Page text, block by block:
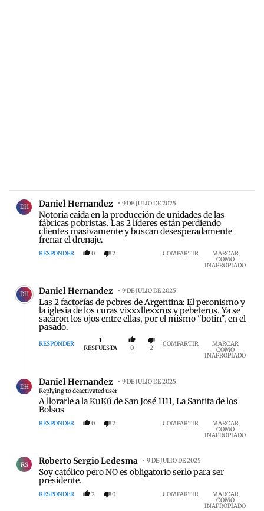
Comentario de Daniel Hernandez.
DH Daniel Hernandez 9 DE JULIO DE 2025
Notoria caida en la producción de unidades de las
fábricas pobristas. Las 2 líderes están perdiendo
clientes masivamente y buscan desesperadamente
frenar el drenaje.
RESPONDER 0 2 COMPARTIR MARCAR
COMO
INAPROPIADO
DH Daniel Hernandez 9 DE JULIO DE 2025
Las 2 factorías de pcbres de Argentina: El peronismo y
la iglesia de los curas vixxxllexxros y pebeteros. Ya se
sacaron los ojos entre ellas, por el mismo "botin", en el
pasado.
RESPONDER
1
RESPUESTA
0 2 COMPARTIR MARCAR
COMO
INAPROPIADO
DH Daniel Hernandez
9 DE JULIO DE 2025
Replying to deactivated user
A llorarle a la KuKú de San José 1111, La Santita de los
Bolsos
RESPONDER 0 2 COMPARTIR MARCAR
COMO
INAPROPIADO
RS Roberto Sergio Ledesma 9 DE JULIO DE 2025
Soy católico pero NO es obligatorio serlo para ser
presidente.
RESPONDER 2 0 COMPARTIR MARCAR
COMO
INAPROPIADO